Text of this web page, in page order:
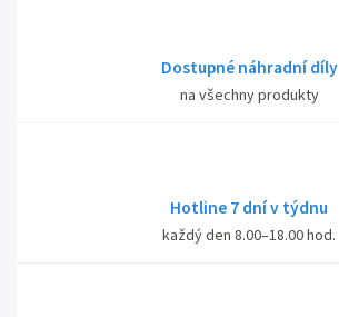
Dostupné náhradní díly
na všechny produkty
Hotline 7 dní v týdnu
každý den 8.00–18.00 hod.